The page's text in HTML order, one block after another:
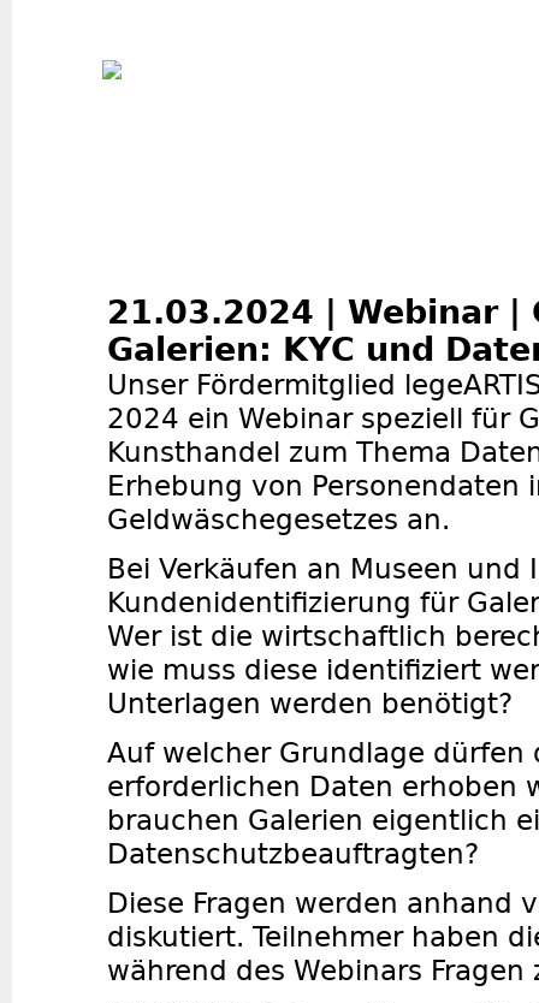
21.03.2024 | Webinar |
Galerien: KYC und
Unser Fördermitglied
2024 ein Webinar speziell für
Kunsthandel zum Thema
Erhebung von Personendaten
Geldwäschegesetzes an.
Bei Verkäufen an Museen
Kundenidentifizierung für
Wer ist die wirtschaftlich
wie muss diese identifiziert
Unterlagen werden benötigt?
Auf welcher Grundlage dürfen
erforderlichen Daten erhoben
brauchen Galerien eigentlich
Datenschutzbeauftragten?
Diese Fragen werden anhand
diskutiert. Teilnehmer haben
während des Webinars Fragen